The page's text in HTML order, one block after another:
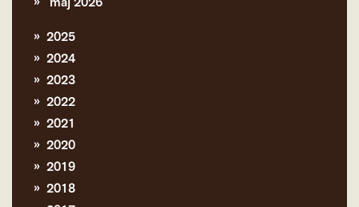
2025
2024
2023
2022
2021
2020
2019
2018